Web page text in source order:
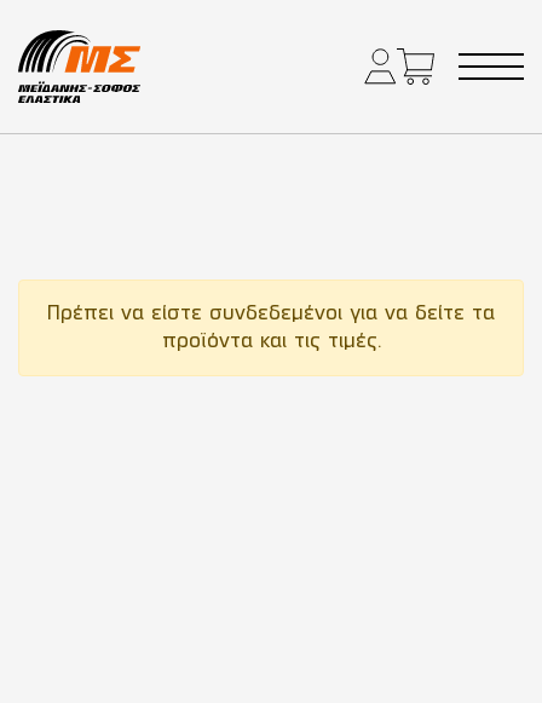
Main Navigation
Πρέπει να είστε συνδεδεμένοι για να δείτε τα
προϊόντα και τις τιμές.